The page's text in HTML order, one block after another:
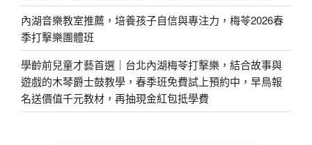
內湖音樂教室推薦，培養孩子自信與專注力，梅苓2026春
季打擊樂團體班
學齡前兒童才藝首選｜台北內湖梅苓打擊樂，結合故事與
遊戲的木琴爵士鼓教學，春季班免費試上預約中，早鳥報
名送價值千元教材，再抽現金紅包抵學費